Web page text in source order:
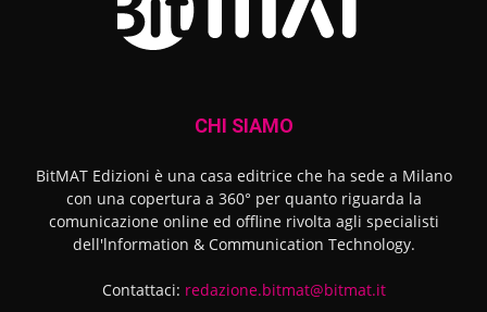
CHI SIAMO
BitMAT Edizioni è una casa editrice che ha sede a Milano
con una copertura a 360° per quanto riguarda la
comunicazione online ed offline rivolta agli specialisti
dell'lnformation & Communication Technology.
Contattaci: redazione.bitmat@bitmat.it